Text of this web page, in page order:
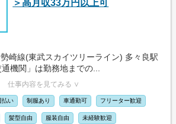
＞高月収33万円以上可
崎線(東武スカイツリーライン) 多々良駅
機関」は勤務地までの...
仕事内容を見てみる ∨
払い 制服あり 車通勤可 フリーター歓迎
髪型自由 服装自由 未経験歓迎